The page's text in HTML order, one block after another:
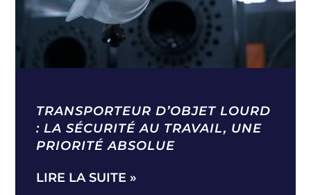
TRANSPORTEUR D’OBJET LOURD
: LA SÉCURITÉ AU TRAVAIL, UNE
PRIORITÉ ABSOLUE
LIRE LA SUITE »